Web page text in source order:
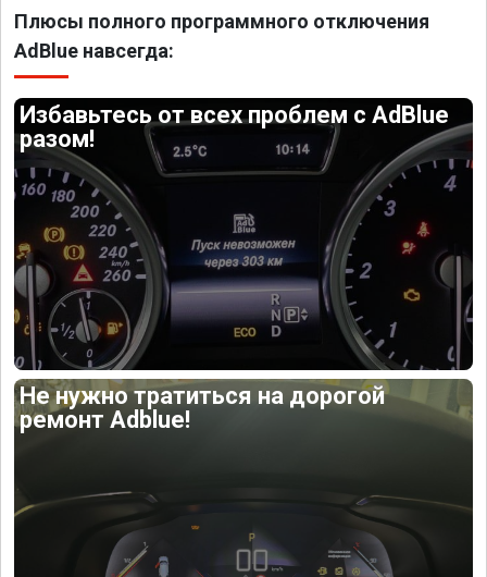
Плюсы полного программного отключения
AdBlue навсегда:
Избавьтесь от всех проблем с AdBlue
разом!
Не нужно тратиться на дорогой
ремонт Adblue!